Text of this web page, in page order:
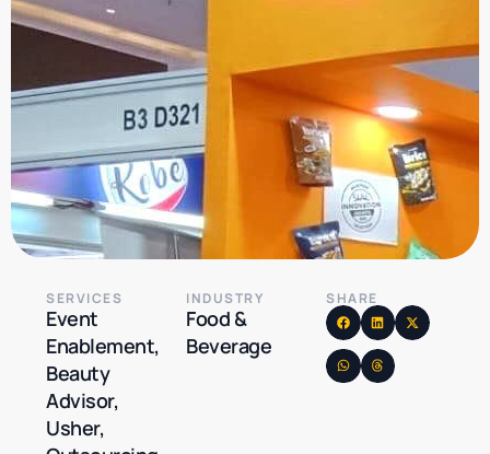
SERVICES
Event
Enablement,
Beauty
Advisor,
Usher,
INDUSTRY
Food &
Beverage
SHARE